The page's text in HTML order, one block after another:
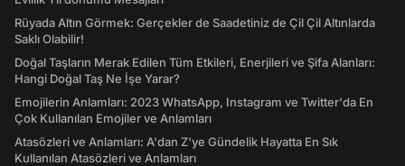
Rüyada Altın Görmek: Gerçekler de Saadetiniz de Çil Çil Altınlarda
Saklı Olabilir!
Doğal Taşların Merak Edilen Tüm Etkileri, Enerjileri ve Şifa Alanları:
Hangi Doğal Taş Ne İşe Yarar?
Emojilerin Anlamları: 2023 WhatsApp, Instagram ve Twitter'da En
Çok Kullanılan Emojiler ve Anlamları
Atasözleri ve Anlamları: A'dan Z'ye Gündelik Hayatta En Sık
Kullanılan Atasözleri ve Anlamları